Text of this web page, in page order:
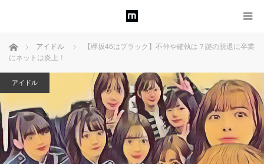
ホーム アイドル
【欅坂46はブラック】不仲や確執は？謎の脱退に卒業
にネットは炎上！
アイドル